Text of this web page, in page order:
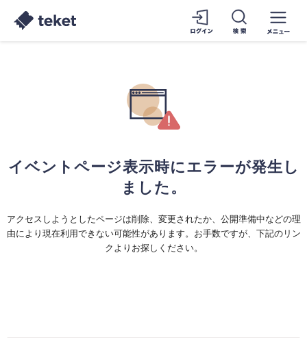
イベントページ表示時にエラーが発生し
ました。
アクセスしようとしたページは削除、変更されたか、公開準備中などの理
由により現在利用できない可能性があります。お手数ですが、下記のリン
クよりお探しください。